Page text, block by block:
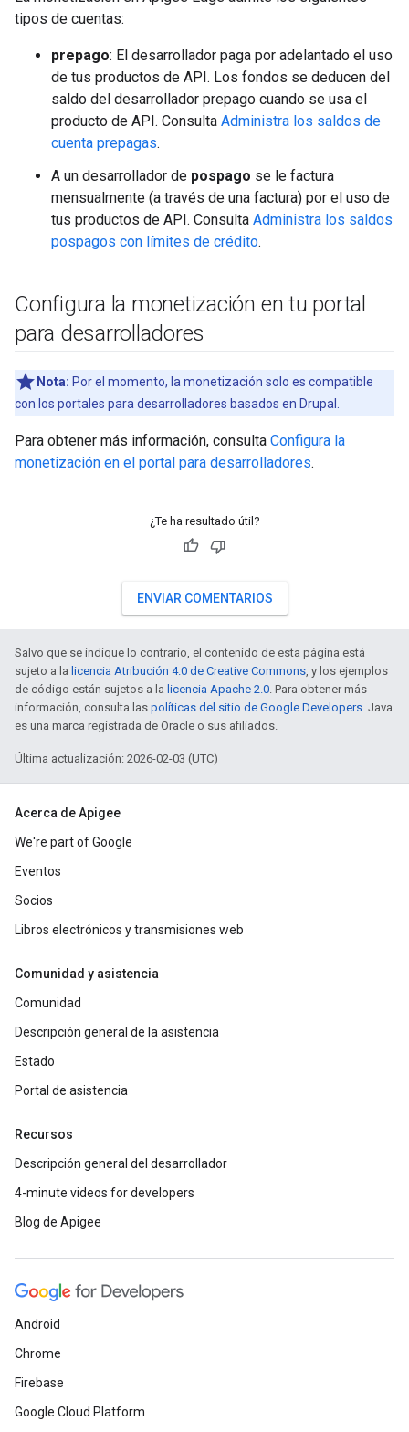
tipos de cuentas:
prepago: El desarrollador paga por adelantado el uso
de tus productos de API. Los fondos se deducen del
saldo del desarrollador prepago cuando se usa el
producto de API. Consulta Administra los saldos de
cuenta prepagas.
A un desarrollador de pospago se le factura
mensualmente (a través de una factura) por el uso de
tus productos de API. Consulta Administra los saldos
pospagos con límites de crédito.
Configura la monetización en tu portal
para desarrolladores
Nota: Por el momento, la monetización solo es compatible
con los portales para desarrolladores basados en Drupal.
Para obtener más información, consulta Configura la
monetización en el portal para desarrolladores.
¿Te ha resultado útil?
ENVIAR COMENTARIOS
Salvo que se indique lo contrario, el contenido de esta página está
sujeto a la licencia Atribución 4.0 de Creative Commons, y los ejemplos
de código están sujetos a la licencia Apache 2.0. Para obtener más
información, consulta las políticas del sitio de Google Developers. Java
es una marca registrada de Oracle o sus afiliados.
Última actualización: 2026-02-03 (UTC)
Acerca de Apigee
We're part of Google
Eventos
Socios
Libros electrónicos y transmisiones web
Comunidad y asistencia
Comunidad
Descripción general de la asistencia
Estado
Portal de asistencia
Recursos
Descripción general del desarrollador
4-minute videos for developers
Blog de Apigee
Android
Chrome
Firebase
Google Cloud Platform